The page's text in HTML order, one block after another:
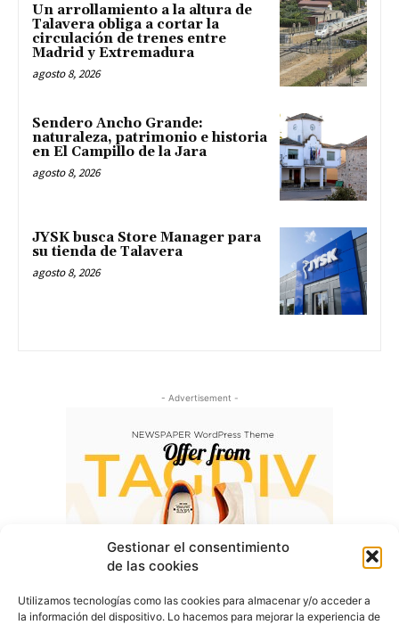
Gestionar el consentimiento
de las cookies
Utilizamos tecnologías como las cookies para almacenar y/o acceder a
la información del dispositivo. Lo hacemos para mejorar la experiencia de
Un arrollamiento a la altura de
Talavera obliga a cortar la
circulación de trenes entre
Madrid y Extremadura
agosto 8, 2026
Sendero Ancho Grande:
naturaleza, patrimonio e historia
en El Campillo de la Jara
agosto 8, 2026
JYSK busca Store Manager para
su tienda de Talavera
agosto 8, 2026
- Advertisement -